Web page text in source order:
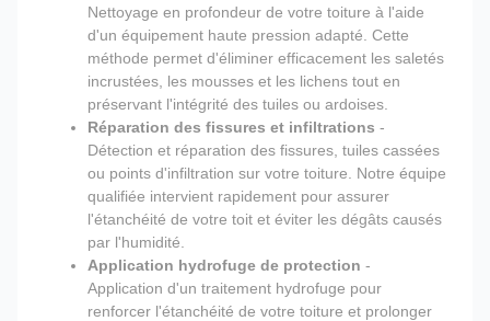
Nettoyage en profondeur de votre toiture à l'aide
d'un équipement haute pression adapté. Cette
méthode permet d'éliminer efficacement les saletés
incrustées, les mousses et les lichens tout en
préservant l'intégrité des tuiles ou ardoises.
Réparation des fissures et infiltrations -
Détection et réparation des fissures, tuiles cassées
ou points d'infiltration sur votre toiture. Notre équipe
qualifiée intervient rapidement pour assurer
l'étanchéité de votre toit et éviter les dégâts causés
par l'humidité.
Application hydrofuge de protection -
Application d'un traitement hydrofuge pour
renforcer l'étanchéité de votre toiture et prolonger